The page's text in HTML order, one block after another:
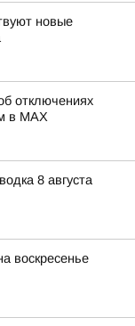
новые
отключениях
в MAX
8 августа
воскресенье